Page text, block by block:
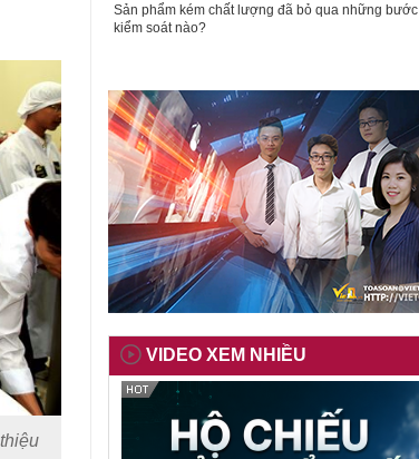
Sản phẩm kém chất lượng đã bỏ qua những bước
kiểm soát nào?
VIDEO XEM NHIỀU